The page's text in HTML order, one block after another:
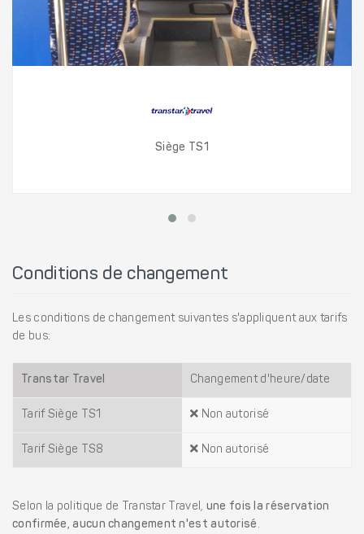
Siège TS1
Conditions de changement
Les conditions de changement suivantes s'appliquent aux tarifs
de bus:
Transtar Travel Changement d'heure/date
Tarif Siège TS1 Non autorisé
Tarif Siège TS8 Non autorisé
Selon la politique de Transtar Travel, une fois la réservation
confirmée, aucun changement n'est autorisé .